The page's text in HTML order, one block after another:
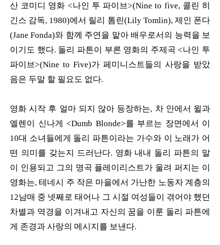
산 코미디 영화 <나인 투 파이브>(Nine to five, 콜린 히
긴스 감독, 1980)에서 릴리 톰린(Lily Tomlin), 제인 폰다
(Jane Fonda)와 함께 주연을 맡아 배우로서의 능력을 보
이기도 했다. 돌리 파튼이 부른 영화의 주제곡 <나인 투
파이브>(Nine to Five)가 페미니스트들의 사랑을 받았
음은 두말 할 필요도 없다.
영화 시작 후 얼마 되지 않아 등장하는, 차 안에서 윌과
엘렌이 신나게 <Dumb Blonde>를 부르는 장면에서 이
10대 소녀들에게 돌리 파튼이라는 가수와 이 노래가 어
떤 의미를 갖는지 드러난다. 영화 내내 돌리 파튼의 말
이 인용되고 그의 명곡 플레이리스트가 울려 퍼지는 이
영화는, 테네시 주 작은 마을에서 가난한 노동자 계층의
12남매 중 넷째로 태어나 그 시절 여성들이 겪어야 했던
차별과 역경을 이겨내고 자신의 꿈을 이룬 돌리 파튼에
게 존경과 사랑의 메시지를 보낸다.